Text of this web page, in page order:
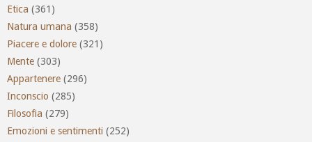
Etica (361)
Natura umana (358)
Piacere e dolore (321)
Mente (303)
Appartenere (296)
Inconscio (285)
Filosofia (279)
Emozioni e sentimenti (252)